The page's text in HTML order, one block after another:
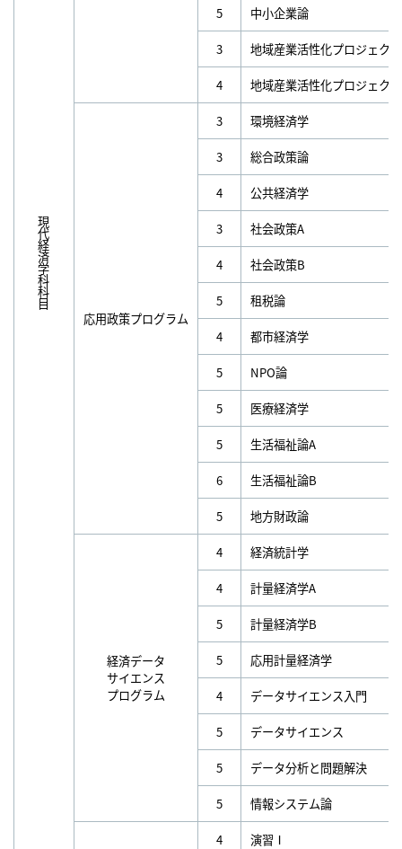
現代経済学科科目
5 中小企業論
3 地域産業活性化プロジェク
4 地域産業活性化プロジェク
応用政策プログラム
3 環境経済学
3 総合政策論
4 公共経済学
3 社会政策A
4 社会政策B
5 租税論
4 都市経済学
5 NPO論
5 医療経済学
5 生活福祉論A
6 生活福祉論B
5 地方財政論
経済データ
サイエンス
プログラム
4 経済統計学
4 計量経済学A
5 計量経済学B
5 応用計量経済学
4 データサイエンス入門
5 データサイエンス
5 データ分析と問題解決
5 情報システム論
4 演習Ⅰ